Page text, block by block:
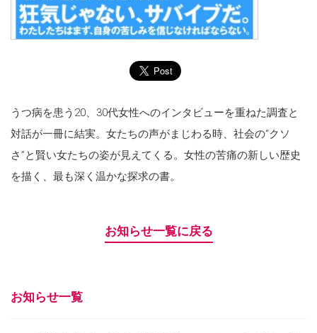
うつ病を患う20、30代女性へのインタビューを重ねた調査と
対話が一冊に結実。女たちの声がまじわる時、社会の“クソ
さ”と賢い女たちの姿が見えてくる。女性の苦痛の新しい歴史
を描く、最も深く温かな探求の書。
お知らせ一覧に戻る
お知らせ⼀覧